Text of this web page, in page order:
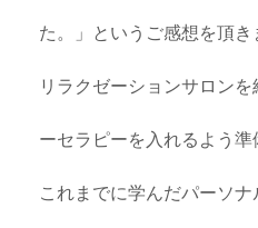
た。」というご感想を頂き
リラクゼーションサロン
ーセラピーを入れるよう準
これまでに学んだパーソ